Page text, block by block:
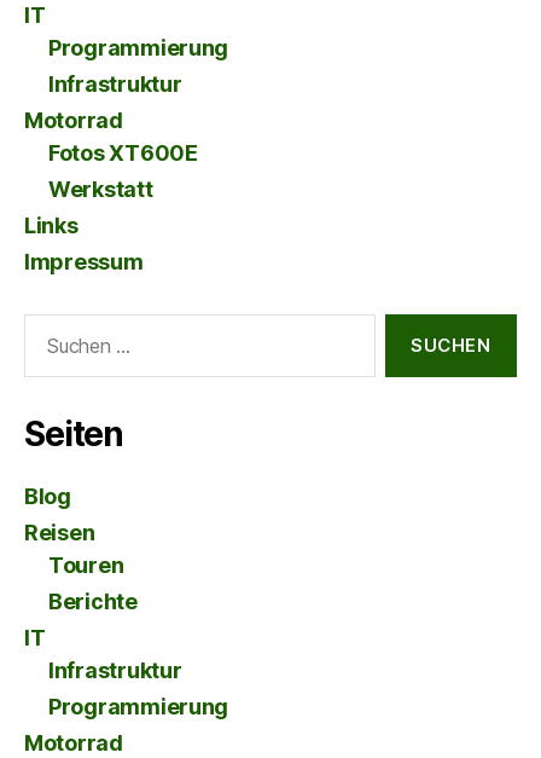
IT
Programmierung
Infrastruktur
Motorrad
Fotos XT600E
Werkstatt
Links
Impressum
nach:
Seiten
Blog
Reisen
Touren
Berichte
IT
Infrastruktur
Programmierung
Motorrad